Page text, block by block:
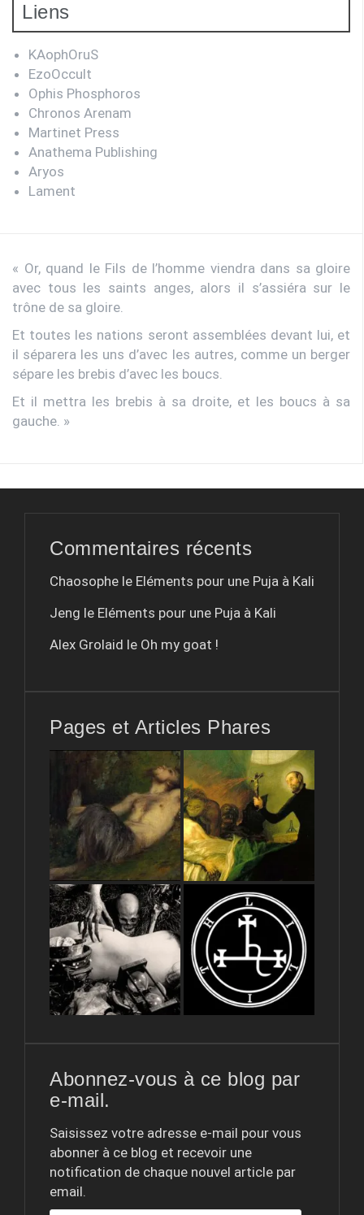
Liens
KAophOruS
EzoOccult
Ophis Phosphoros
Chronos Arenam
Martinet Press
Anathema Publishing
Aryos
Lament
« Or, quand le Fils de l’homme viendra dans sa gloire
avec tous les saints anges, alors il s’assiéra sur le
trône de sa gloire.
Et toutes les nations seront assemblées devant lui, et
il séparera les uns d’avec les autres, comme un berger
sépare les brebis d’avec les boucs.
Et il mettra les brebis à sa droite, et les boucs à sa
gauche. »
Commentaires récents
Chaosophe le Eléments pour une Puja à Kali
Jeng le Eléments pour une Puja à Kali
Alex Grolaid le Oh my goat !
Pages et Articles Phares
Abonnez-vous à ce blog par
e-mail.
Saisissez votre adresse e-mail pour vous
abonner à ce blog et recevoir une
notification de chaque nouvel article par
email.